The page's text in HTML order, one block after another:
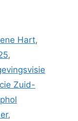
Hart,
,
Zuid-
,